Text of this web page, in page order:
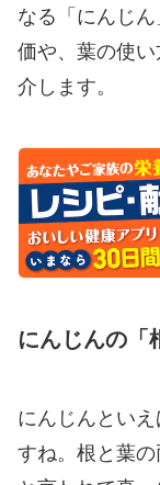
なる「にんじ
価や、葉の使
介します。
にんじんの「
にんじんとい
すね。根と葉